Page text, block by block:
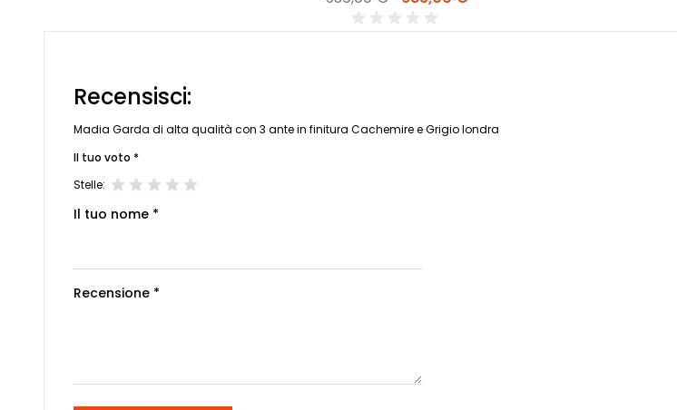
Recensisci:
Madia Garda di alta qualità con 3 ante in finitura Cachemire e Grigio londra
Il tuo voto *
Stelle:
Il tuo nome *
Recensione *